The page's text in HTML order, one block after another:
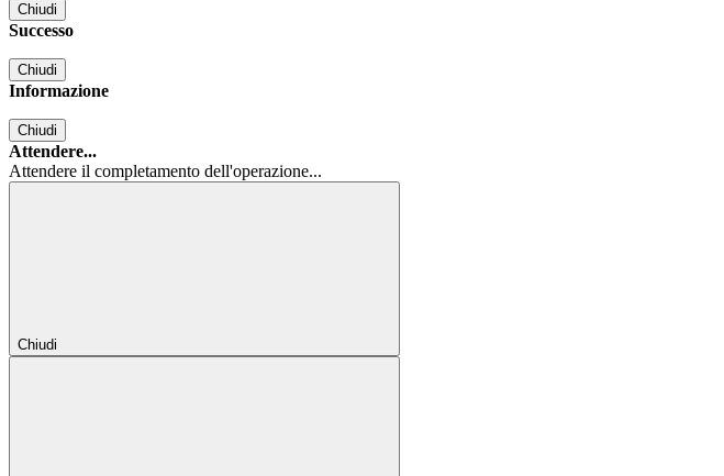
Chiudi
Successo
Chiudi
Informazione
Chiudi
Attendere...
Attendere il completamento dell'operazione...
Chiudi